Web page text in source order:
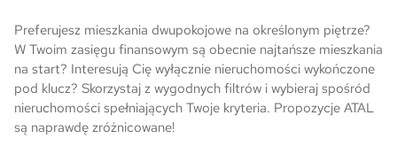
Preferujesz mieszkania dwupokojowe na określonym piętrze?
W Twoim zasięgu finansowym są obecnie najtańsze mieszkania
na start? Interesują Cię wyłącznie nieruchomości wykończone
pod klucz? Skorzystaj z wygodnych filtrów i wybieraj spośród
nieruchomości spełniających Twoje kryteria. Propozycje ATAL
są naprawdę zróżnicowane!